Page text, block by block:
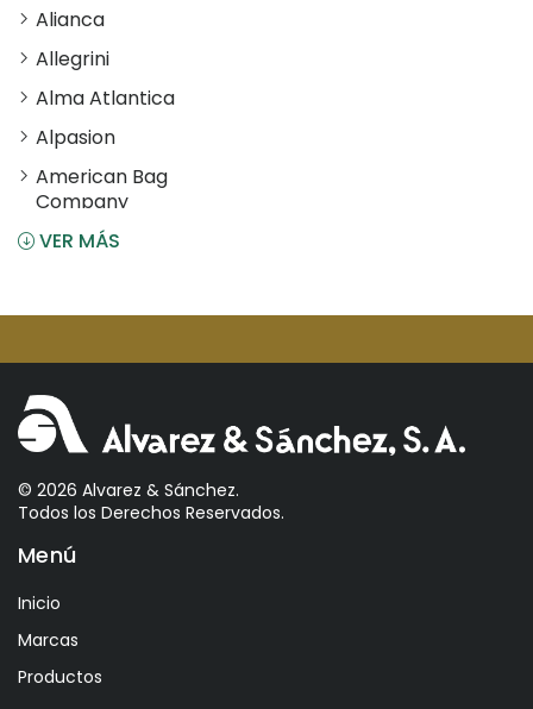
Alianca
Allegrini
Alma Atlantica
Alpasion
American Bag
Company
Angostura
Aperol
Arcos
Areparepa
Argensun
Astrales
Avelina
Ayala
Azevedo
Bacalarico
Badia
VER MÁS
© 2026 Alvarez & Sánchez.
Todos los Derechos Reservados.
Menú
Inicio
Marcas
Productos